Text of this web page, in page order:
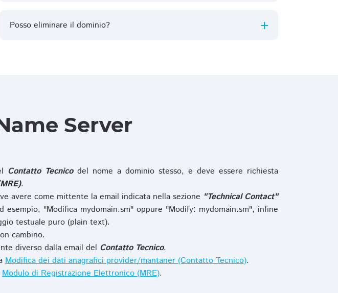
Posso eliminare il dominio?
Server
Contatto Tecnicodel nome a dominio stesso, e deve essere richiesta
.
avere come mittente la email indicata nella sezione "Technical Contact"
"Modifica mydomain.sm" oppure "Modify: mydomain.sm", infine
testuale puro (plain text).
cambino.
diverso dalla email del Contatto Tecnico.
Modifica dei dati anagrafici provider/mantaner (Contatto Tecnico).
Modulo di Registrazione Elettronico (MRE).